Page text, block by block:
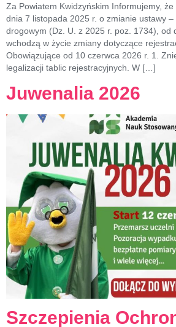
Za Powiatem Kwidzyńskim Informujemy,
dnia 7 listopada 2025 r. o zmianie ustawy
drogowym (Dz. U. z 2025 r. poz. 1734), od
wchodzą w życie zmiany dotyczące
Obowiązujące od 10 czerwca 2026 r. 1.
legalizacji tablic rejestracyjnych. W […]
Juwenalia 2026
Szczepienia